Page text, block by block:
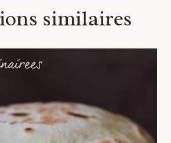
similaires